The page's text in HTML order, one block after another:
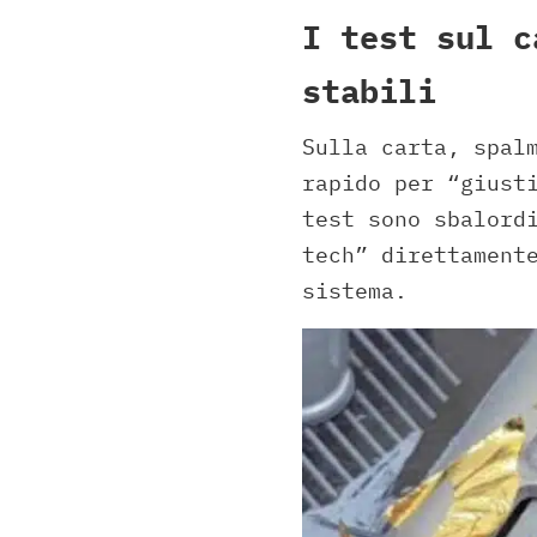
I test sul
stabili
Sulla carta,
rapido per
test sono
tech”
sistema.